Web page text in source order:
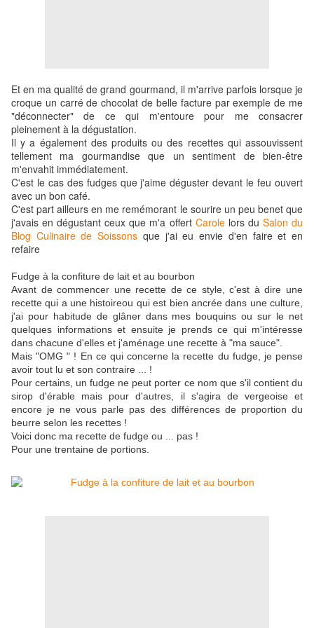
Et en ma qualité de grand gourmand, il m'arrive parfois lorsque je
croque un carré de chocolat de belle facture par exemple de me
"déconnecter" de ce qui m'entoure pour me consacrer
pleinement à la dégustation.
Il y a également des produits ou des recettes qui assouvissent
tellement ma gourmandise que un sentiment de bien-être
m'envahit immédiatement.
C'est le cas des fudges que j'aime déguster devant le feu ouvert
avec un bon café.
C'est part ailleurs en me remémorant le sourire un peu benet que
j'avais en dégustant ceux que m'a offert Carolelors du Salon du
Blog Culinaire de Soissons que j'ai eu envie d'en faire et en
refaire
Fudge à la confiture de lait et au bourbon
Avant de commencer une recette de ce style, c'est à dire une
recette qui a une histoireou qui est bien ancrée dans une culture,
j'ai pour habitude de glâner dans mes bouquins ou sur le net
quelques informations et ensuite je prends ce qui m'intéresse
dans chacune d'elles et j'aménage une recette à "ma sauce".
Mais "OMG " ! En ce qui concerne la recette du fudge, je pense
avoir tout lu et son contraire ... !
Pour certains, un fudge ne peut porter ce nom que s'il contient du
sirop d'érable mais pour d'autres, il s'agira de vergeoise et
encore je ne vous parle pas des différences de proportion du
beurre selon les recettes !
Voici donc ma recette de fudge ou ... pas !
Pour une trentaine de portions.